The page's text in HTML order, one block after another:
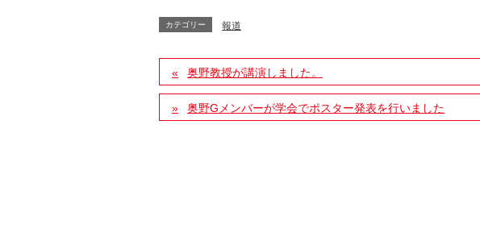
カテゴリー 報道
奥野教授が講演しました。
奥野Gメンバーが学会でポスター発表を行いました